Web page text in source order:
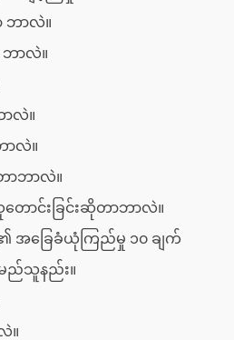
ဘာလဲ။
ဘာလဲ။
လဲ။
ာလဲ။
ာဘာလဲ။
ောင်းခြင်းဆိုတာဘာလဲ။
အခြေခံယုံကြည်မှု ၁၀ ချက်
ည်သူနည်း။
။